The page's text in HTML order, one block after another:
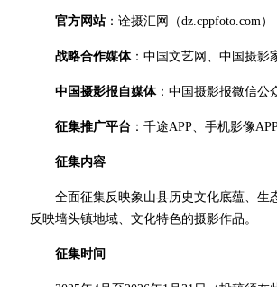
官方网站：诠摄汇网（dz.cppfoto.com）
战略合作媒体：中国文艺网、中国摄影
中国摄影报自媒体：中国摄影报微信公
征集推广平台 ：千途APP、手机影像
征集内容
全面征集反映象山县历史文化底蕴、生
反映墙头镇地域、文化特色的摄影作品。
征集时间